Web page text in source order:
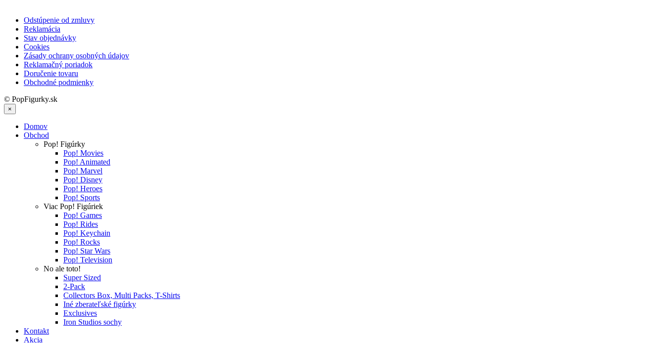
Odstúpenie od zmluvy
Reklamácia
Stav objednávky
Cookies
Zásady ochrany osobných údajov
Reklamačný poriadok
Doručenie tovaru
Obchodné podmienky
© PopFigurky.sk
×
Domov
Obchod
Pop! Figúrky
Pop! Movies
Pop! Animated
Pop! Marvel
Pop! Disney
Pop! Heroes
Pop! Sports
Viac Pop! Figúriek
Pop! Games
Pop! Rides
Pop! Keychain
Pop! Rocks
Pop! Star Wars
Pop! Television
No ale toto!
Super Sized
2-Pack
Collectors Box, Multi Packs, T-Shirts
Iné zberateľské figúrky
Exclusives
Iron Studios sochy
Kontakt
Akcia